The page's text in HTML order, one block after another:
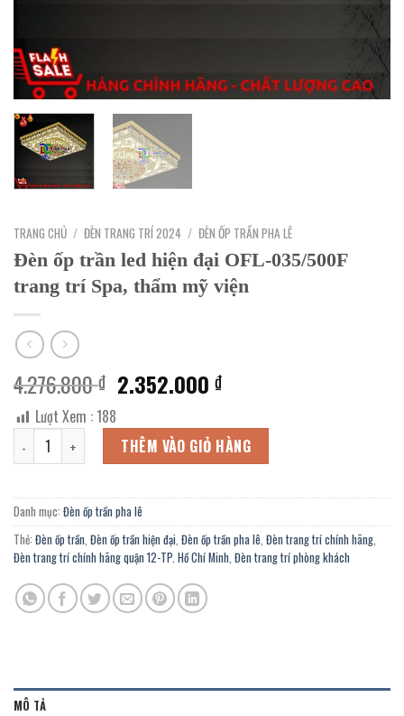
TRANG CHỦ / ĐÈN TRANG TRÍ 2024 / ĐÈN ỐP TRẦN PHA LÊ
Đèn ốp trần led hiện đại OFL-035/500F
trang trí Spa, thẩm mỹ viện
4.276.800₫ Giá
gốc
là:
4.276.800 ₫.
2.352.000₫Giá
tại
là:
2.352.000 ₫.
Lượt Xem :188
Đèn ốp trần led hiện đại OFL-035/500F trang trí Spa, thẩm mỹ viện
THÊM VÀO GIỎ HÀNG
Danh mục: Đèn ốp trần pha lê
Thẻ: Đèn ốp trần, Đèn ốp trần hiện đại, Đèn ốp trần pha lê, Đèn trang trí chính hãng,
Đèn trang trí chính hãng quận 12-TP. Hồ Chí Minh, Đèn trang trí phòng khách
MÔ TẢ